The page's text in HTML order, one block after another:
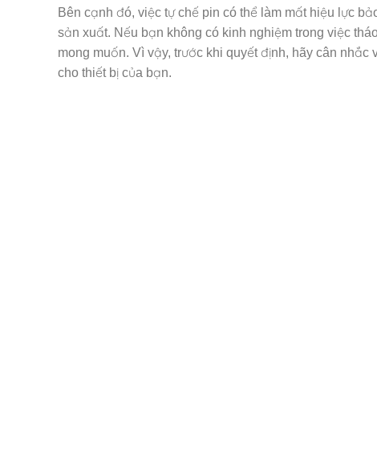
Bên cạnh đó, việc tự chế pin có thể làm mất hiệu lực
sản xuất. Nếu bạn không có kinh nghiệm trong việc
mong muốn. Vì vậy, trước khi quyết định, hãy cân
cho thiết bị của bạn.